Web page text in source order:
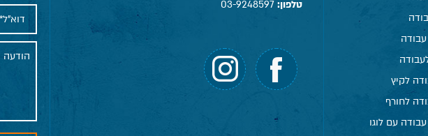
לקיץ
לחורף
עם לוגו
טלפון: 03-9248597